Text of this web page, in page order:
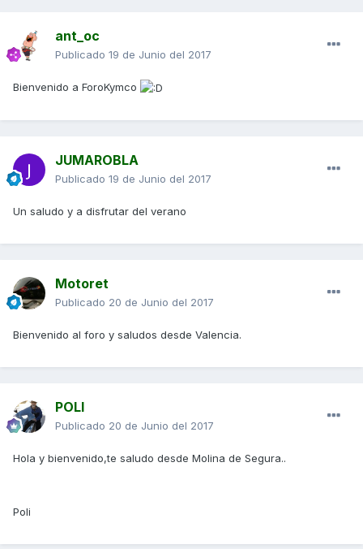
ant_oc
Publicado 19 de Junio del 2017
Bienvenido a ForoKymco
JUMAROBLA
Publicado 19 de Junio del 2017
Un saludo y a disfrutar del verano
Motoret
Publicado 20 de Junio del 2017
Bienvenido al foro y saludos desde Valencia.
POLI
Publicado 20 de Junio del 2017
Hola y bienvenido,te saludo desde Molina de Segura..
Poli